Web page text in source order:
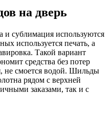
на дверь
и сублимация используются
используется печать, а
Такой вариант
средства без потер
не смоется водой. Шильды
рядом с верхней
заказами, так и с